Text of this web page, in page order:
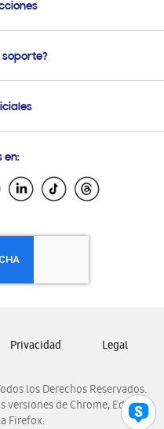
Compra
soporte?
eMail
en:
los Derechos Reservados.
versiones de Chrome, Edge,
Firefox.
Privacidad Legal